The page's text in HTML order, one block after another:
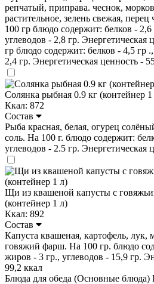
репчатый, приправа. чеснок,
растительное, зелень свежая,
100 гр блюдо содержит: белков -
углеводов - 2,8 гр. Энергетическая
гр блюдо содержит: белков - 4,5 гр
2,4 гр. Энергетическая ценность -
Солянка рыбная 0.9 кг (контейнер 1
Ккал: 872
Состав
Рыба красная, белая, огурец
соль. На 100 г. блюдо содержит:
углеводов - 2.5 гр. Энергетическая
Щи из квашеной капусты с
(контейнер 1 л)
Ккал: 892
Состав
Капуста квашеная, картофель, лук,
говяжий фарш. На 100 гр. блюдо
жиров - 3 гр., углеводов - 15,9 гр.
99,2 ккал
Блюда для обеда (Основные блюда)